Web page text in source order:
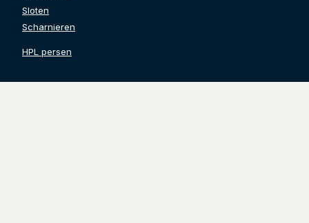
Sloten
Scharnieren
HPL persen